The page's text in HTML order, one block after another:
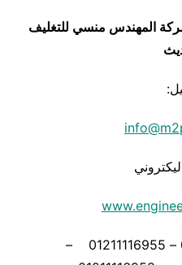
شركة المهندس منسي للتغليف
موبايل: 01211116954 – 01211116955 –